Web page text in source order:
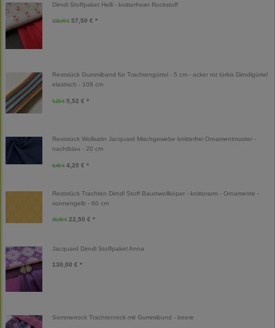
Dirndl Stoffpaket Helli - knitterfreier Rockstoff
115,00 € 57,50 € *
Reststück Gummiband für Trachtengürtel - 5 cm - ocker rot türkis Dirndlgürtel
elastisch - 108 cm
9,20 € 5,52 € *
Reststück Wollsatin Jacquard Mischgewebe knitterfrei Ornamentmuster -
nachtblau - 20 cm
8,40 € 4,20 € *
Reststück Trachten Dirndl Stoff Baumwollköper - knitterarm - Ornamente -
sonnengelb - 60 cm
25,00 € 22,50 € *
Jacquard Dirndl Stoffpaket Anna
130,00 € *
Sommerrock Trachtenrock mit Gummibund - beere